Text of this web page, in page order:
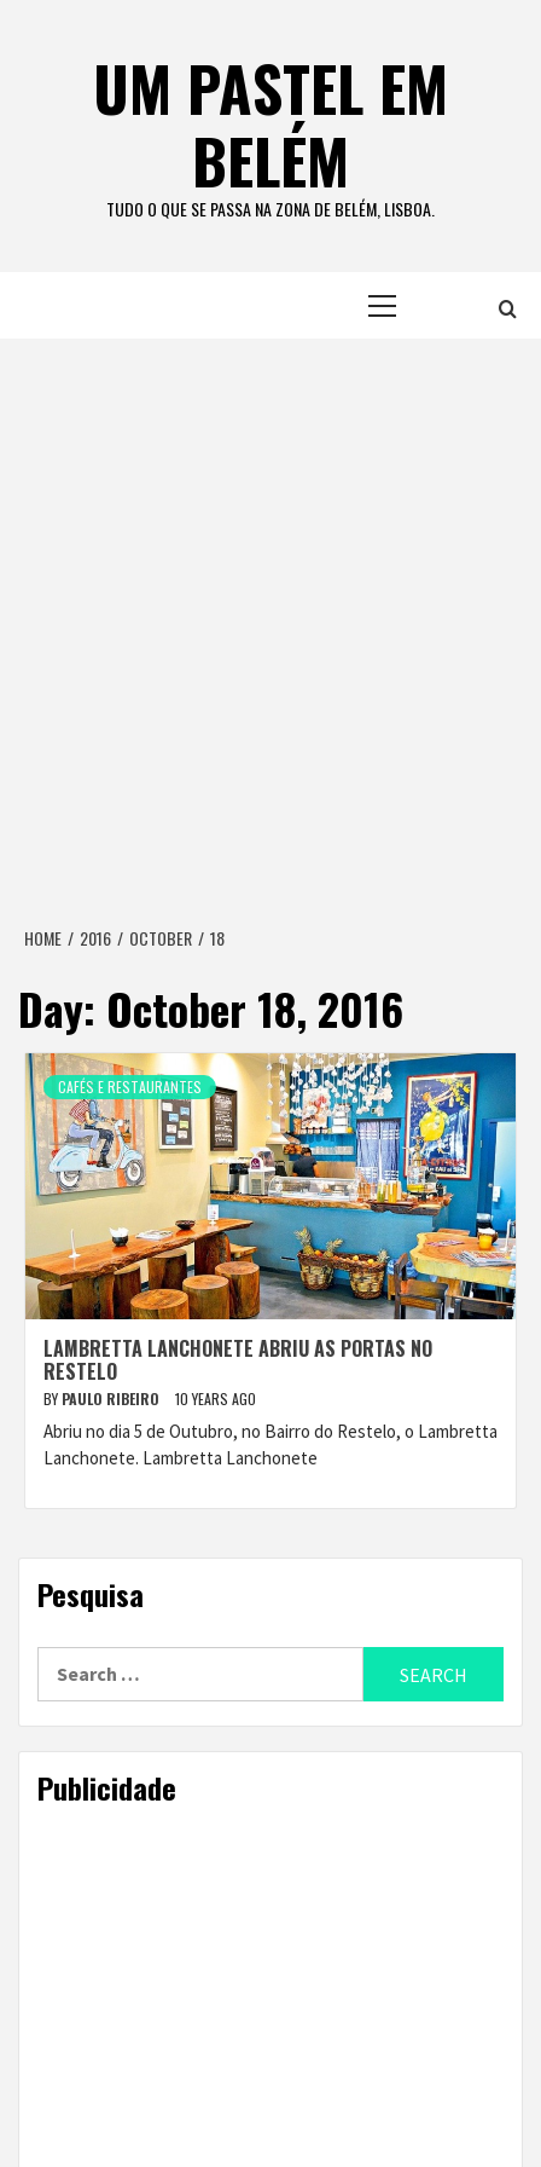
UM PASTEL EM
BELÉM
TUDO O QUE SE PASSA NA ZONA DE BELÉM, LISBOA.
HOME 2016 OCTOBER 18
Day: October 18, 2016
CAFÉS E RESTAURANTES
LAMBRETTA LANCHONETE ABRIU AS PORTAS NO
RESTELO
BY PAULO RIBEIRO 10 YEARS AGO
Abriu no dia 5 de Outubro, no Bairro do Restelo, o Lambretta
Lanchonete. Lambretta Lanchonete
Pesquisa
Publicidade